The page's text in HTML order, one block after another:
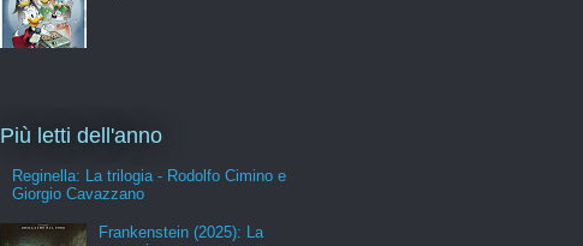
Più letti dell'anno
Reginella: La trilogia - Rodolfo Cimino e
Giorgio Cavazzano
Frankenstein (2025): La